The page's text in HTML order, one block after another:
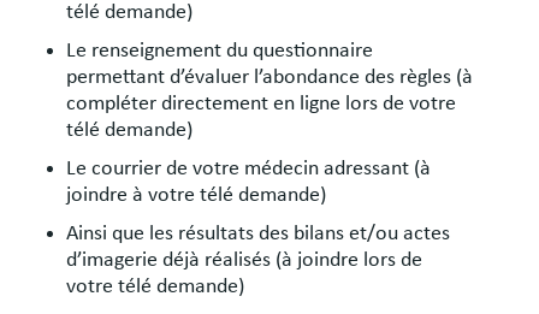
télé demande)
Le renseignement du questionnaire
permettant d’évaluer l’abondance des règles (à
compléter directement en ligne lors de votre
télé demande)
Le courrier de votre médecin adressant (à
joindre à votre télé demande)
Ainsi que les résultats des bilans et/ou actes
d’imagerie déjà réalisés (à joindre lors de
votre télé demande)